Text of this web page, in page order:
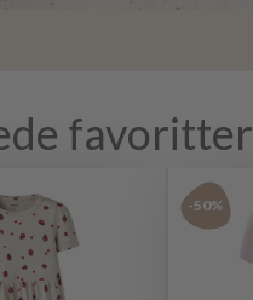
favoritter
-50%